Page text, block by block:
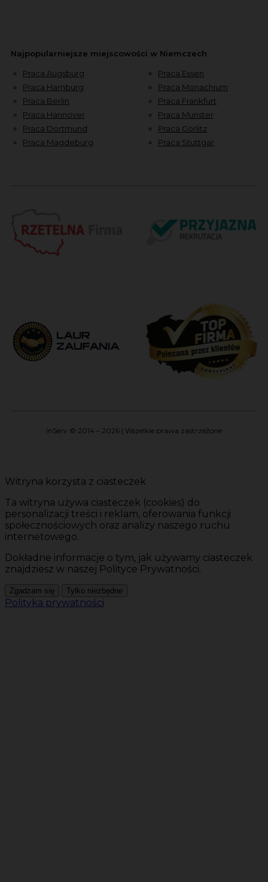
Najpopularniejsze miejscowości w Niemczech
Praca Augsburg
Praca Hamburg
Praca Berlin
Praca Hannover
Praca Dortmund
Praca Magdeburg
Praca Essen
Praca Monachium
Praca Frankfurt
Praca Munster
Praca Görlitz
Praca Stuttgar
InServ © 2014 – 2026 | Wszelkie prawa zastrzeżone
Witryna korzysta z ciasteczek
Ta witryna używa ciasteczek (cookies) do
personalizacji treści i reklam, oferowania funkcji
społecznościowych oraz analizy naszego ruchu
internetowego.
Dokładne informacje o tym, jak używamy ciasteczek
znajdziesz w naszej Polityce Prywatności.
Zgadzam się Tylko niezbędne
Polityka prywatności